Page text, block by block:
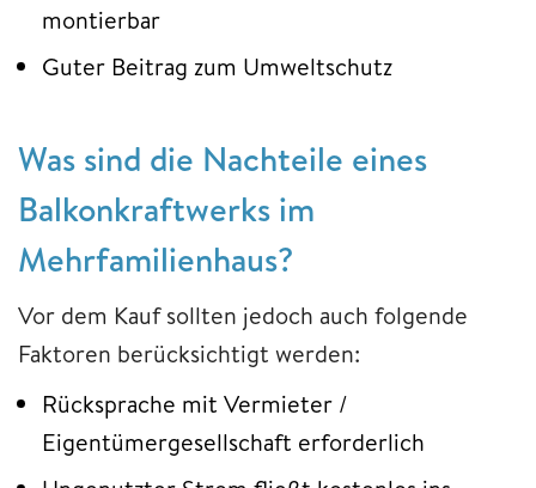
montierbar
Guter Beitrag zum Umweltschutz
Was sind die Nachteile eines
Balkonkraftwerks im
Mehrfamilienhaus?
Vor dem Kauf sollten jedoch auch folgende
Faktoren berücksichtigt werden:
Rücksprache mit Vermieter /
Eigentümergesellschaft erforderlich